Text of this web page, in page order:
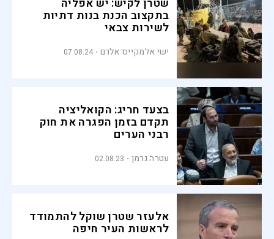
שטרן לקיש: יש אפליה
בתקצוב הכנת בנות דתיות
לשירות צבאי
ישי אלמקייס־אלרם 07.08.24
בצעד חריג: הקואליציה
תקדם בזמן הפגרה את חוק
רבני הערים
עטרה גרמן 02.08.23
אלעזר שטרן שוקל להתמודד
לראשות העיר חיפה